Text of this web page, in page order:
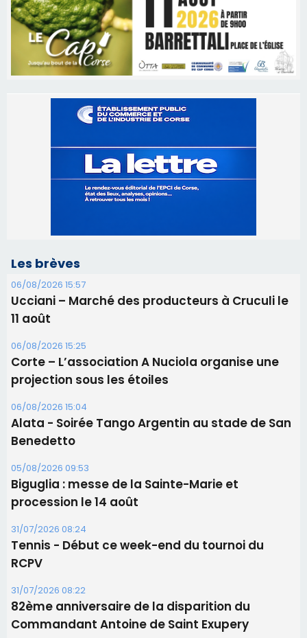
06/08/2026 15:57
Ucciani – Marché des producteurs à Cruculi le
Corte – L’association A Nuciola organise une
projection sous les étoiles
06/08/2026 15:04
Alata - Soirée Tango Argentin au stade de San
Benedetto
05/08/2026 09:53
Biguglia : messe de la Sainte-Marie et
procession le 14 août
31/07/2026 08:24
Tennis - Début ce week-end du tournoi du
RCPV
31/07/2026 08:22
82ème anniversaire de la disparition du
Commandant Antoine de Saint Exupery
Les plus lus
Satine Nomary est la nouvelle Miss Corse 2026
Éclipse du 12 août : la Corse aux premières loges
d'un spectacle qui ne reviendra pas avant 2081